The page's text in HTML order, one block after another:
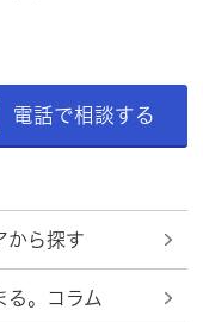
電話で相談する
から探す
る。コラム